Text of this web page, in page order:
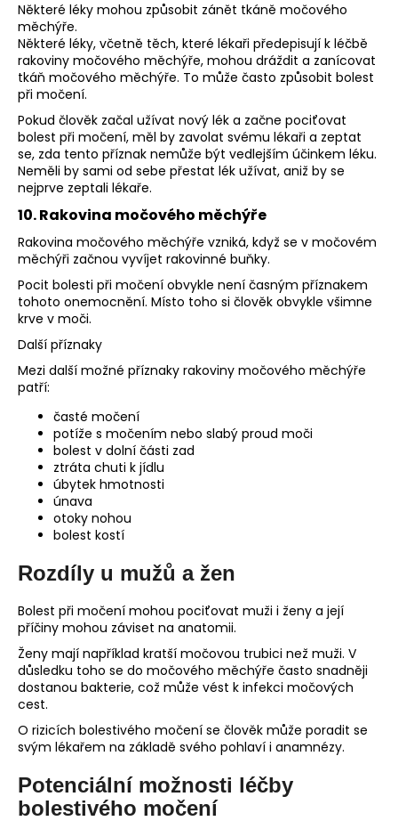
Některé léky mohou způsobit zánět tkáně močového
měchýře.
Některé léky, včetně těch, které lékaři předepisují k léčbě
rakoviny močového měchýře, mohou dráždit a zanícovat
tkáň močového měchýře. To může často způsobit bolest
při močení.
Pokud člověk začal užívat nový lék a začne pociťovat
bolest při močení, měl by zavolat svému lékaři a zeptat
se, zda tento příznak nemůže být vedlejším účinkem léku.
Neměli by sami od sebe přestat lék užívat, aniž by se
nejprve zeptali lékaře.
10. Rakovina močového měchýře
Rakovina močového měchýře vzniká, když se v močovém
měchýři začnou vyvíjet rakovinné buňky.
Pocit bolesti při močení obvykle není časným příznakem
tohoto onemocnění. Místo toho si člověk obvykle všimne
krve v moči.
Další příznaky
Mezi další možné příznaky rakoviny močového měchýře
patří:
časté močení
potíže s močením nebo slabý proud moči
bolest v dolní části zad
ztráta chuti k jídlu
úbytek hmotnosti
únava
otoky nohou
bolest kostí
Rozdíly u mužů a žen
Bolest při močení mohou pociťovat muži i ženy a její
příčiny mohou záviset na anatomii.
Ženy mají například kratší močovou trubici než muži. V
důsledku toho se do močového měchýře často snadněji
dostanou bakterie, což může vést k infekci močových
cest.
O rizicích bolestivého močení se člověk může poradit se
svým lékařem na základě svého pohlaví i anamnézy.
Potenciální možnosti léčby
bolestivého močení